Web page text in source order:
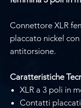
Connettore XLR
placcato nickel
antitorsione.
Caratteristiche
XLR a 3 poli in
Contatti